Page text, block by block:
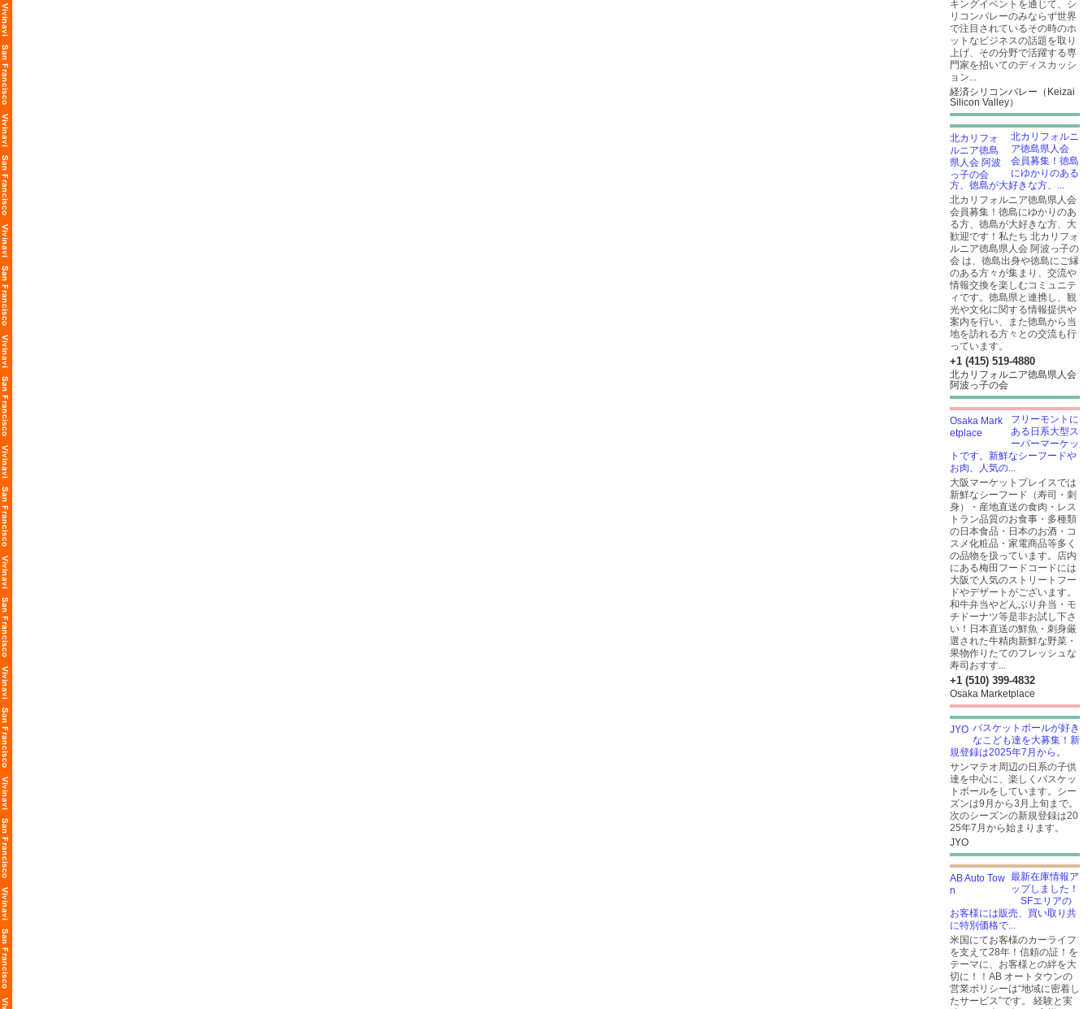
キングイベントを通じて、シ
リコンバレーのみならず世界
で注目されているその時のホ
ットなビジネスの話題を取り
上げ、その分野で活躍する専
門家を招いてのディスカッシ
ョン...
経済シリコンバレー（Keizai
Silicon Valley）
北カリフォルニ
ア徳島県人会
会員募集！徳島
にゆかりのある
方、徳島が大好きな方、...
北カリフォルニア徳島県人会
会員募集！徳島にゆかりのあ
る方、徳島が大好きな方、大
歓迎です！私たち 北カリフォ
ルニア徳島県人会 阿波っ子の
会 は、徳島出身や徳島にご縁
のある方々が集まり、交流や
情報交換を楽しむコミュニテ
ィです。徳島県と連携し、観
光や文化に関する情報提供や
案内を行い、また徳島から当
地を訪れる方々との交流も行
っています。
+1 (415) 519-4880
北カリフォルニア徳島県人会
阿波っ子の会
フリーモントに
ある日系大型ス
ーパーマーケッ
トです。新鮮なシーフードや
お肉、人気の...
大阪マーケットプレイスでは
新鮮なシーフード（寿司・刺
身）・産地直送の食肉・レス
トラン品質のお食事・多種類
の日本食品・日本のお酒・コ
スメ化粧品・家電商品等多く
の品物を扱っています。店内
にある梅田フードコードには
大阪で人気のストリートフー
ドやデザートがございます。
和牛弁当やどんぶり弁当・モ
チドーナツ等是非お試し下さ
い！日本直送の鮮魚・刺身厳
選された牛精肉新鮮な野菜・
果物作りたてのフレッシュな
寿司おすす...
+1 (510) 399-4832
Osaka Marketplace
バスケットボールが好き
なこども達を大募集！新
規登録は2025年7月から。
サンマテオ周辺の日系の子供
達を中心に、楽しくバスケッ
トボールをしています。シー
ズンは9月から3月上旬まで。
次のシーズンの新規登録は20
25年7月から始まります。
JYO
最新在庫情報ア
ップしました！
SFエリアの
お客様には販売、買い取り共
に特別価格で...
米国にてお客様のカーライフ
を支えて28年！信頼の証！を
テーマに、お客様との絆を大
切に！！AB オートタウンの
営業ポリシーは“地域に密着し
たサービス”です。 経験と実